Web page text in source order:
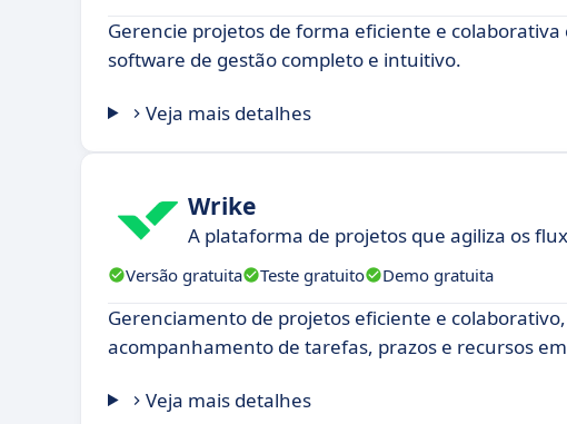
Gerencie projetos de forma eficiente e colaborativa
software de gestão completo e intuitivo.
Veja mais detalhes
Wrike
A plataforma de projetos que agiliza os
Versão gratuita Teste gratuito Demo gratuita
Gerenciamento de projetos eficiente e
acompanhamento de tarefas, prazos e recursos
Veja mais detalhes